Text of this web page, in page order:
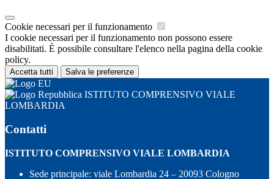
Cookie necessari per il funzionamento
I cookie necessari per il funzionamento non possono essere
disabilitati. È possibile consultare l'elenco nella pagina della cookie
policy.
Accetta tutti Salva le preferenze
ISTITUTO COMPRENSIVO VIALE
LOMBARDIA
Contatti
ISTITUTO COMPRENSIVO VIALE LOMBARDIA
Sede principale: viale Lombardia 24 – 20093 Cologno